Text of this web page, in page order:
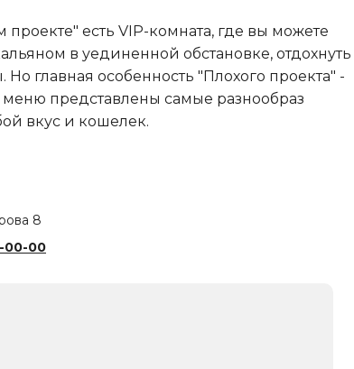
проекте" есть VIP-комната, где вы можете
в уединенной обстановке, отдохнуть
Но главная особенность "Плохого проекта" -
меню представлены самые разнообраз
вкус и кошелек.
8
00-00